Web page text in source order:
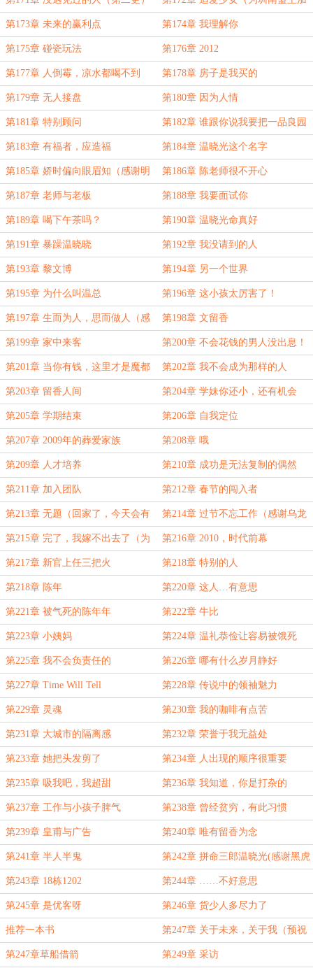
更！）
第173章 未来的赢利点 第174章 我理解你
第175章 碰瓷玩法 第176章 2012
第177章 人倒霉，凉水都喝不到 第178章 房子是我买的
第179章 无人接盘 第180章 因为人情
第181章 特别顾问 第182章 谁跟你说我要把一品良园
建完的？
第183章 有福者，应造福 第184章 温晓光这个名字
第185章 娇时偏向眼眉知（感谢明
明明明明白白白喜欢他盟主打赏！）
第186章 陈老师很不开心
第187章 老师与老板 第188章 我要面试你
第189章 喝下午茶吗？ 第190章 温晓光命真好
第191章 暴躁温晓晓 第192章 我没请到的人
第193章 黎文博 第194章 另一个世界
第195章 为什么叫温总 第196章 这小孩太厉害了！
第197章 生而为人，思而做人（感
谢CzLB成为本书盟主！）
第198章 文留香
第199章 家中来客 第200章 不会花钱的男人没出息！
第201章 当你有钱，这里才是魔都 第202章 我不会成为那样的人
第203章 留香人间 第204章 学妹你还小，还有机会
第205章 学期结束 第206章 自我定位
第207章 2009年的葬爱家族 第208章 哦
第209章 人才培养 第210章 成功是无法复制的偶然
第211章 加入团队 第212章 春节的闯入者
第213章 无题（回家了，今天会有
加更~）
第214章 过节不忘工作（感谢乌龙
铁观音盟主）
第215章 完了，我嫁不出去了（为
明明明明明白白白喜欢他盟主加更）
第216章 2010，时代前幕
第217章 新官上任三把火 第218章 特别的人
第218章 陈年 第220章 这人…有意思
第221章 被气死的陈年年 第222章 牛比
第223章 小姨妈 第224章 温礼恭俭让容易被饿死
第225章 我不会负责任的 第226章 哪有什么岁月静好
第227章 Time Will Tell 第228章 传说中的领袖魅力
第229章 灵魂 第230章 我的咖啡有点苦
第231章 大城市的隔离感 第232章 荣誉于我无益处
第233章 她把头发剪了 第234章 人出现的顺序很重要
第235章 吸我吧，我超甜 第236章 我知道，你是打杂的
第237章 工作与小孩子脾气 第238章 曾经贫穷，有此习惯
第239章 皇甫与广告 第240章 唯有留香为念
第241章 半人半鬼 第242章 拼命三郎温晓光(感谢黑虎
前锋成为本书新盟主)
第243章 18栋1202 第244章 ……不好意思
第245章 是优客呀 第246章 货少人多尽力了
推荐一本书 第247章 关于未来，关于我（预祝
各位高考顺利。）
第247章草船借箭 第249章 采访